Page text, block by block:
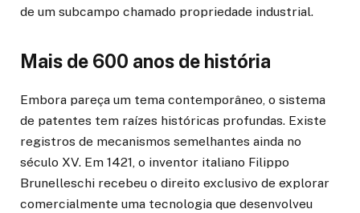
de um subcampo chamado propriedade industrial.
Mais de 600 anos de história
Embora pareça um tema contemporâneo, o sistema
de patentes tem raízes históricas profundas. Existe
registros de mecanismos semelhantes ainda no
século XV. Em 1421, o inventor italiano Filippo
Brunelleschi recebeu o direito exclusivo de explorar
comercialmente uma tecnologia que desenvolveu